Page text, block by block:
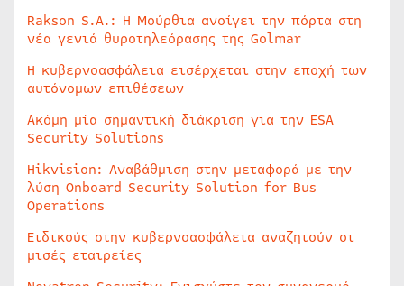
Rakson S.A.: Η Μούρθια ανοίγει την πόρτα στη
νέα γενιά θυροτηλεόρασης της Golmar
Η κυβερνοασφάλεια εισέρχεται στην εποχή των
αυτόνομων επιθέσεων
Ακόμη μία σημαντική διάκριση για την ESA
Security Solutions
Hikvision: Αναβάθμιση στην μεταφορά με την
λύση Onboard Security Solution for Bus
Operations
Ειδικούς στην κυβερνοασφάλεια αναζητούν οι
μισές εταιρείες